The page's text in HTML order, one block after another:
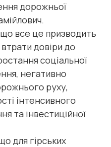
дорожньої
все це призводить
втрати довіри до
соціальної
негативно
руху,
інтенсивного
та інвестиційної
для гірських